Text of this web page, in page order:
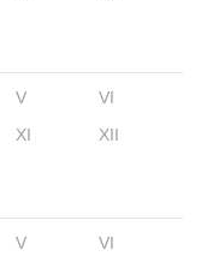
V
VI
XI XII
V
VI